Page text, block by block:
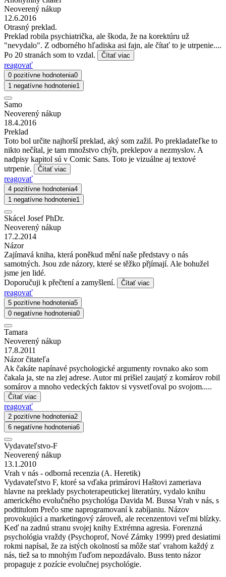
Neoverený nákup
12.6.2016
Otrasný preklad.
Preklad robila psychiatrička, ale škoda, že na korektúru už
"nevydalo". Z odborného hľadiska asi fajn, ale čítať to je utrpenie....
Po 20 stranách som to vzdal.
Čítať viac
reagovať
0 pozitívne hodnotenia0
1 negatívne hodnotenie1
Samo
Neoverený nákup
18.4.2016
Preklad
Toto bol určite najhorší preklad, aký som zažil. Po prekladateľke to
nikto nečítal, je tam množstvo chýb, preklepov a nezmyslov. A
nadpisy kapitol sú v Comic Sans. Toto je vizuálne aj textové
utrpenie.
Čítať viac
reagovať
4 pozitívne hodnotenia4
1 negatívne hodnotenie1
Skácel Josef PhDr.
Neoverený nákup
17.2.2014
Názor
Zajímavá kniha, která poněkud mění naše představy o nás
samotných. Jsou zde názory, které se těžko přjímají. Ale bohužel
jsme jen lidé.
Doporučuji k přečtení a zamyšlení.
Čítať viac
reagovať
5 pozitívne hodnotenia5
0 negatívne hodnotenia0
Tamara
Neoverený nákup
17.8.2011
Názor čitateľa
Ak čakáte napínavé psychologické argumenty rovnako ako som
čakala ja, ste na zlej adrese. Autor mi prišiel zaujatý z komárov robil
somárov a mnoho vedeckých faktov si vysvetľoval po svojom.....
Čítať viac
reagovať
2 pozitívne hodnotenia2
6 negatívne hodnotenia6
Vydavateľstvo-F
Neoverený nákup
13.1.2010
Vrah v nás - odborná recenzia (A. Heretik)
Vydavateľstvo F, ktoré sa vďaka primárovi Haštovi zameriava
hlavne na preklady psychoterapeutickej literatúry, vydalo knihu
amerického evolučného psychológa Davida M. Bussa Vrah v nás, s
podtitulom Prečo sme naprogramovaní k zabíjaniu. Názov
provokujúci a marketingový zároveň, ale recenzentovi veľmi blízky.
Keď na zadnú stranu svojej knihy Extrémna agresia. Forenzná
psychológia vraždy (Psychoprof, Nové Zámky 1999) pred desiatimi
rokmi napísal, že za istých okolností sa môže stať vrahom každý z
nás, tiež sa to mnohým ľuďom nepozdávalo. Buss tento názor
propaguje z pozície evolučnej psychológie.